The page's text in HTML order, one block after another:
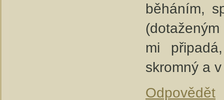
běháním,
mi
skromný a
Odpovědět